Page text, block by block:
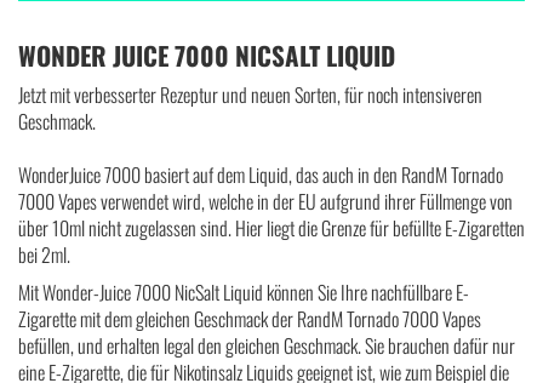
WONDER JUICE 7000 NICSALT LIQUID
Jetzt mit verbesserter Rezeptur und neuen Sorten, für noch intensiveren
Geschmack.
WonderJuice 7000 basiert auf dem Liquid, das auch in den RandM Tornado
7000 Vapes verwendet wird, welche in der EU aufgrund ihrer Füllmenge von
über 10ml nicht zugelassen sind. Hier liegt die Grenze für befüllte E-Zigaretten
bei 2ml.
Mit Wonder-Juice 7000 NicSalt Liquid können Sie Ihre nachfüllbare E-
Zigarette mit dem gleichen Geschmack der RandM Tornado 7000 Vapes
befüllen, und erhalten legal den gleichen Geschmack. Sie brauchen dafür nur
eine E-Zigarette, die für Nikotinsalz Liquids geeignet ist, wie zum Beispiel die